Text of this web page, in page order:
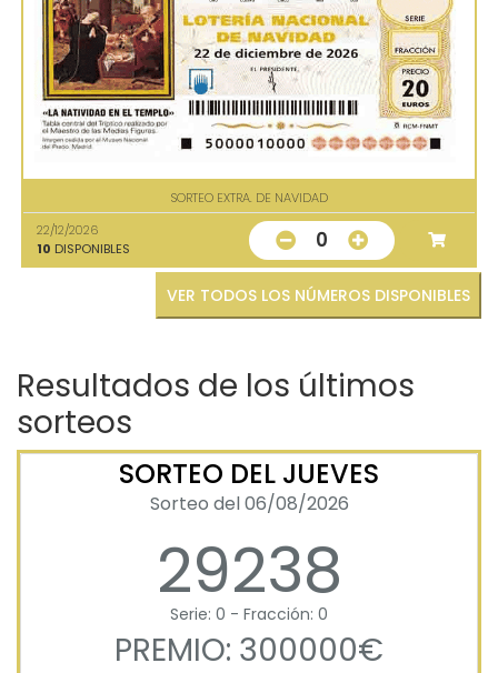
SORTEO EXTRA. DE NAVIDAD
22/12/2026
10 DISPONIBLES 0
VER TODOS LOS NÚMEROS DISPONIBLES
Resultados de los últimos
sorteos
SORTEO DEL JUEVES
Sorteo del 06/08/2026
29238
Serie: 0 - Fracción: 0
PREMIO: 300000€